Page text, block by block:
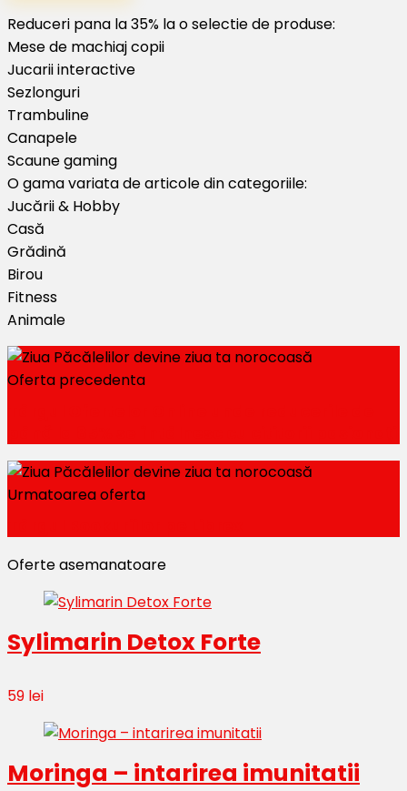
Reduceri pana la 35% la o selectie de produse:
Mese de machiaj copii
Jucarii interactive
Sezlonguri
Trambuline
Canapele
Scaune gaming
O gama variata de articole din categoriile:
Jucării & Hobby
Casă
Grădină
Birou
Fitness
Animale
Oferta precedenta
Urmatoarea oferta
Oferte asemanatoare
Sylimarin Detox Forte
59 lei
Moringa – intarirea imunitatii